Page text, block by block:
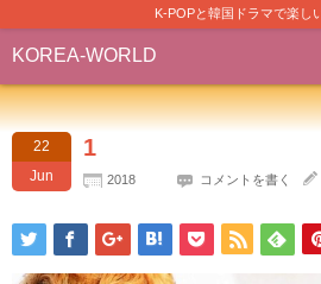
K-POPと韓国ドラマで楽し
KOREA-WORLD
22
Jun
1
2018 コメントを書く